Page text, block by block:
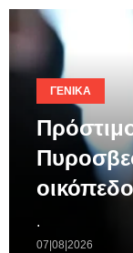
ΓΕΝΙΚΆ
οικόπεδο
.
07|08|2026